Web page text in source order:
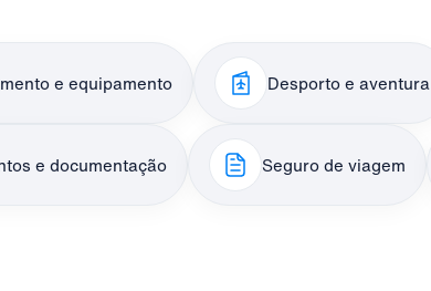
e equipamento Desporto e aventura
e documentação Seguro de viagem